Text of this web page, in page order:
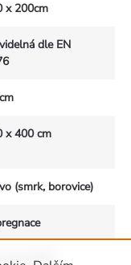
x 200cm
dle EN
x 400 cm
(smrk, borovice)
1 do 10 let